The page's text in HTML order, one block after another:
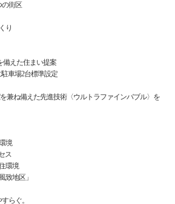
街区
り
備えた住まい提案
車場2台標準設定
兼ね備えた先進技術〈ウルトラファインバブル〉を
境
ス
環境
致地区」
らぐ。